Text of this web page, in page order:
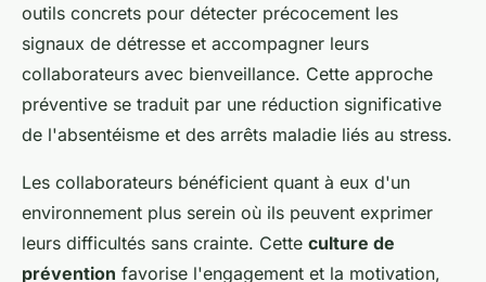
outils concrets pour détecter précocement les
signaux de détresse et accompagner leurs
collaborateurs avec bienveillance. Cette approche
préventive se traduit par une réduction significative
de l'absentéisme et des arrêts maladie liés au stress.
Les collaborateurs bénéficient quant à eux d'un
environnement plus serein où ils peuvent exprimer
leurs difficultés sans crainte. Cette culture de
prévention favorise l'engagement et la motivation,